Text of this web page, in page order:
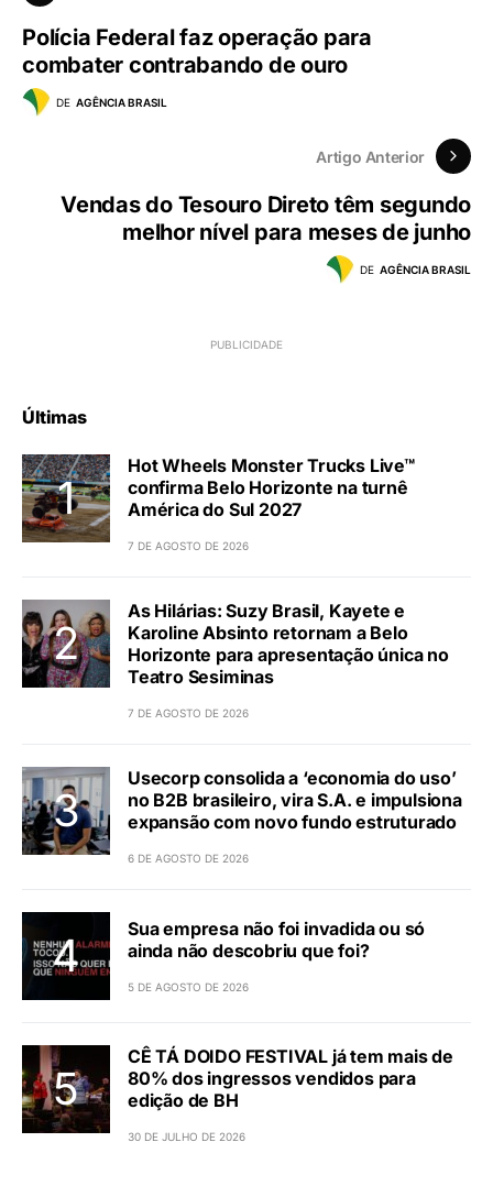
Polícia Federal faz operação para
combater contrabando de ouro
DE AGÊNCIA BRASIL
Artigo Anterior
Vendas do Tesouro Direto têm segundo
melhor nível para meses de junho
DE AGÊNCIA BRASIL
Últimas
Hot Wheels Monster Trucks Live™
confirma Belo Horizonte na turnê
América do Sul 2027
7 DE AGOSTO DE 2026
As Hilárias: Suzy Brasil, Kayete e
Karoline Absinto retornam a Belo
Horizonte para apresentação única no
Teatro Sesiminas
7 DE AGOSTO DE 2026
Usecorp consolida a ‘economia do uso’
no B2B brasileiro, vira S.A. e impulsiona
expansão com novo fundo estruturado
6 DE AGOSTO DE 2026
Sua empresa não foi invadida ou só
ainda não descobriu que foi?
5 DE AGOSTO DE 2026
CÊ TÁ DOIDO FESTIVAL já tem mais de
80% dos ingressos vendidos para
edição de BH
30 DE JULHO DE 2026